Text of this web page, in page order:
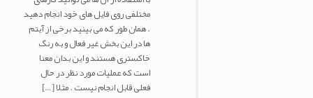
مختلفی روی فایل های خود انجام دهید
. همان طور که می بینید برخی از آیتم
ها در این بخش غیر فعال و به رنگ
خاکستری هستند و این بدان معنا
است که عملیات مورد نظر در حال
فعلی قابل انجام نیست . مثلا[…]